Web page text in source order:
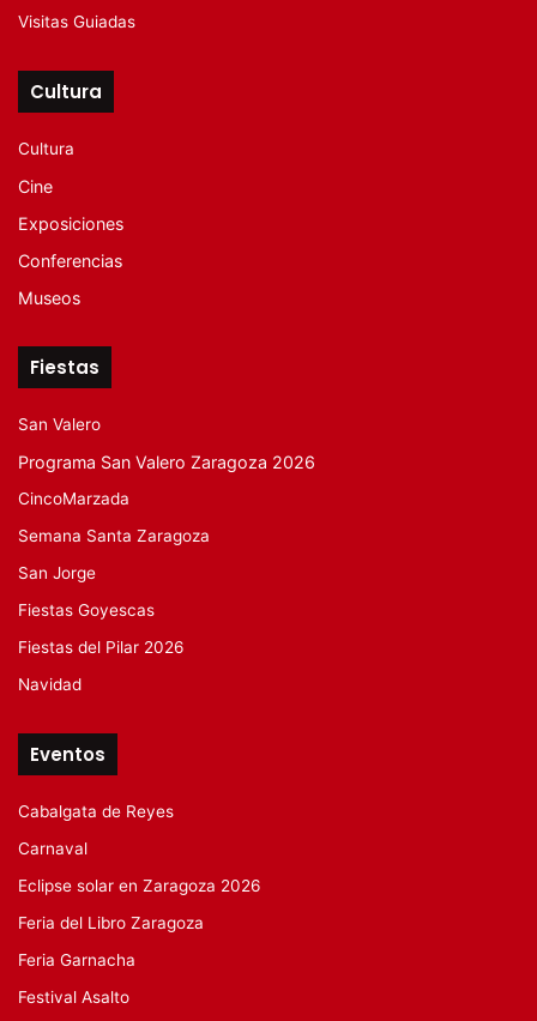
Visitas Guiadas
Cultura
Cultura
Cine
Exposiciones
Conferencias
Museos
Fiestas
San Valero
Programa San Valero Zaragoza 2026
CincoMarzada
Semana Santa Zaragoza
San Jorge
Fiestas Goyescas
Fiestas del Pilar 2026
Navidad
Eventos
Cabalgata de Reyes
Carnaval
Eclipse solar en Zaragoza 2026
Feria del Libro Zaragoza
Feria Garnacha
Festival Asalto